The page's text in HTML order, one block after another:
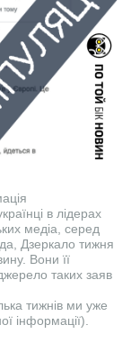
в лідерах
медіа, серед
Дзеркало тижня
Вони її
таких заяв
тижнів ми уже
інформації).